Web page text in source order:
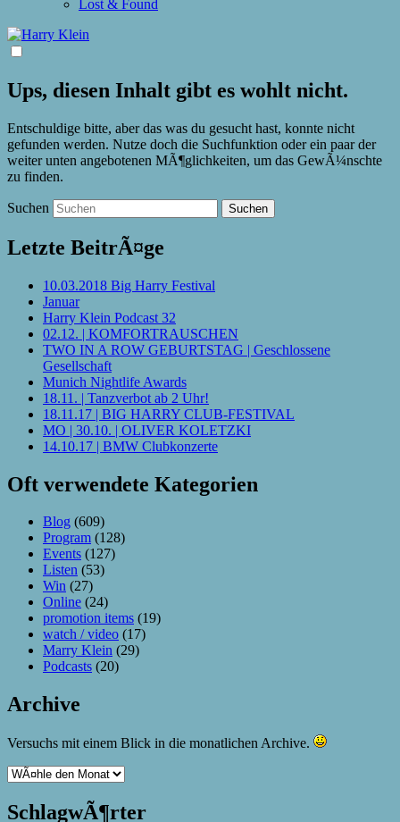
Lost & Found
Ups, diesen Inhalt gibt es wohlt nicht.
Entschuldige bitte, aber das was du gesucht hast, konnte nicht
gefunden werden. Nutze doch die Suchfunktion oder ein paar der
weiter unten angebotenen MÃ¶glichkeiten, um das GewÃ¼nschte
zu finden.
Suchen
Letzte BeitrÃ¤ge
10.03.2018 Big Harry Festival
Januar
Harry Klein Podcast 32
02.12. | KOMFORTRAUSCHEN
TWO IN A ROW GEBURTSTAG | Geschlossene
Gesellschaft
Munich Nightlife Awards
18.11. | Tanzverbot ab 2 Uhr!
18.11.17 | BIG HARRY CLUB-FESTIVAL
MO | 30.10. | OLIVER KOLETZKI
14.10.17 | BMW Clubkonzerte
Oft verwendete Kategorien
Blog (609)
Program (128)
Events (127)
Listen (53)
Win (27)
Online (24)
promotion items (19)
watch / video (17)
Marry Klein (29)
Podcasts (20)
Archive
Versuchs mit einem Blick in die monatlichen Archive.
SchlagwÃ¶rter